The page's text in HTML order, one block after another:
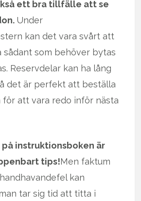
ett bra tillfälle att se
Under
kan det vara svårt att
sådant som behöver bytas
Reservdelar kan ha lång
det är perfekt att beställa
att vara redo inför nästa
instruktionsboken är
tips!Men faktum
kan
tar sig tid att titta i